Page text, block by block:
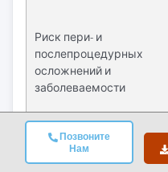
Позвоните
Нам
Риск пери- и
послепроцедурных
осложнений и
заболеваемости
Возможности: